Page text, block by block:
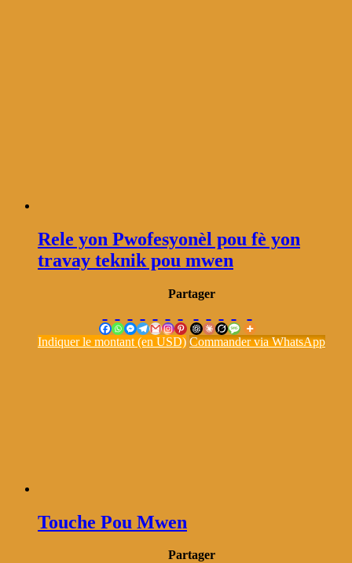
Rele yon Pwofesyonèl pou fè yon
travay teknik pou mwen
Partager
Indiquer le montant (en USD) Commander via WhatsApp
Touche Pou Mwen
Partager